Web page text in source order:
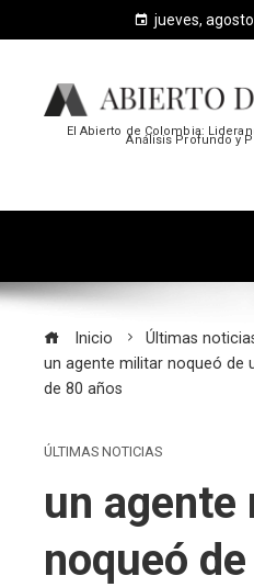
jueves,
El Abierto de Colombia:
Análisis Profundo y
Inicio
Últimas
un agente militar noqueó de
de 80 años
ÚLTIMAS NOTICIAS
un
noqueó